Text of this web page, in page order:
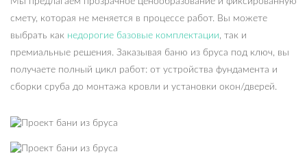
смету, которая не меняется в процессе работ. Вы можете
выбрать как недорогие базовые комплектации, так и
премиальные решения. Заказывая баню из бруса под ключ, вы
получаете полный цикл работ: от устройства фундамента и
сборки сруба до монтажа кровли и установки окон/дверей.